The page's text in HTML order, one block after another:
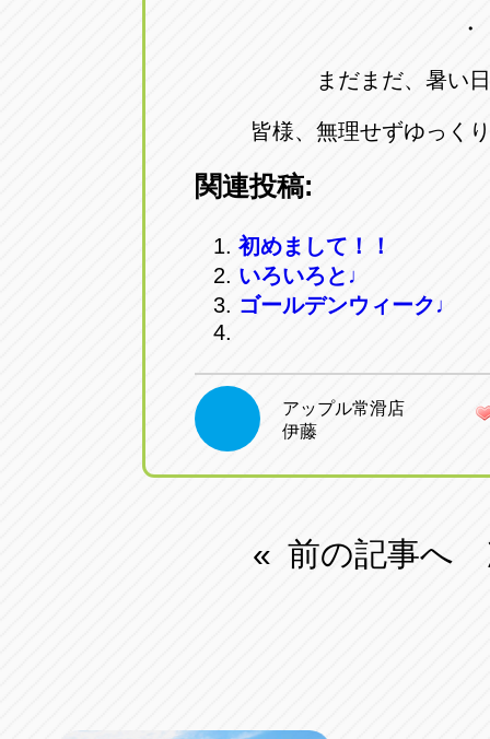
・
まだまだ、暑い
皆様、無理せずゆっく
関連投稿:
初めまして！！
いろいろと♩
ゴールデンウィーク♩
アップル常滑店
伊藤
« 前の記事へ